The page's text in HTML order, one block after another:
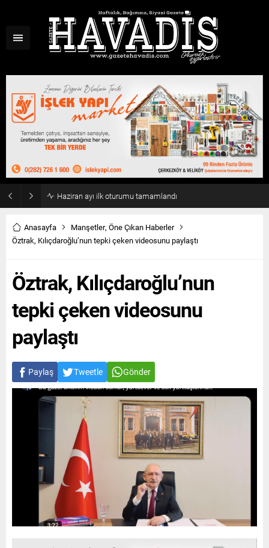
Haziran ayı ilk oturumu tamamlandı
Anasayfa Manşetler, Öne Çıkan Haberler
Öztrak, Kılıçdaroğlu’nun tepki çeken videosunu paylaştı
Öztrak, Kılıçdaroğlu’nun
tepki çeken videosunu
paylaştı
Paylaş Tweetle Gönder